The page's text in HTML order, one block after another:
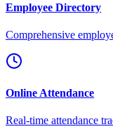
Employee Directory
Comprehensive
Online Attendance
Real-time attendance